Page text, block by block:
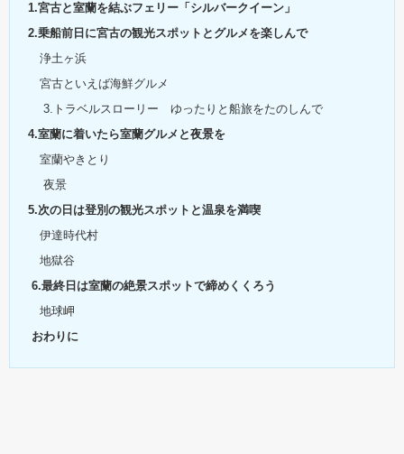
1.宮古と室蘭を結ぶフェリー「シルバークイーン」
2.乗船前日に宮古の観光スポットとグルメを楽しんで
浄土ヶ浜
宮古といえば海鮮グルメ
3.トラベルスローリー ゆったりと船旅をたのしんで
4.室蘭に着いたら室蘭グルメと夜景を
室蘭やきとり
夜景
5.次の日は登別の観光スポットと温泉を満喫
伊達時代村
地獄谷
6.最終日は室蘭の絶景スポットで締めくくろう
地球岬
おわりに